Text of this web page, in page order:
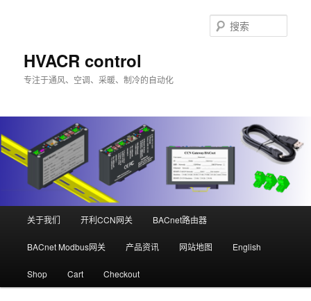
HVACR control
专注于通风、空调、采暖、制冷的自动化
索
关于我们 开利CCN网关 BACnet路由器
BACnet Modbus网关 产品资讯 网站地图 English
Shop Cart Checkout